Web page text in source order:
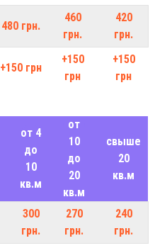
480 грн.
460
грн.
420
грн.
+150 грн
+150
грн
+150
грн
от 4
до
10
кв.м
от
10
до
20
кв.м
свыше
20
кв.м
300
грн.
270
грн.
240
грн.